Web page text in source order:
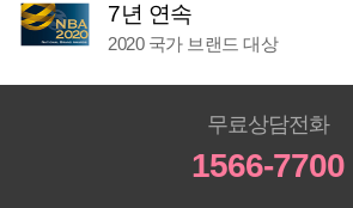
7년 연속
2020 국가 브랜드 대상
무료상담전화
1566-7700